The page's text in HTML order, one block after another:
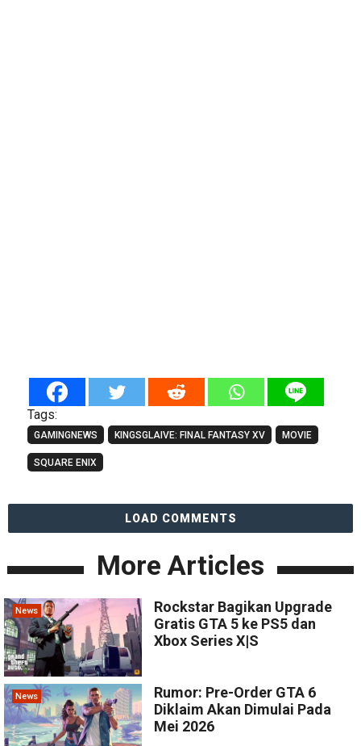
Tags:
GAMINGNEWS KINGSGLAIVE: FINAL FANTASY XV MOVIE
SQUARE ENIX
LOAD COMMENTS
More Articles
News
Rockstar Bagikan Upgrade
Gratis GTA 5 ke PS5 dan
Xbox Series X|S
News
Rumor: Pre-Order GTA 6
Diklaim Akan Dimulai Pada
Mei 2026